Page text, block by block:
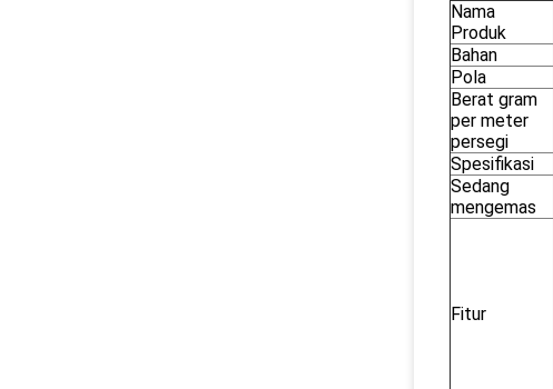
Nama
Produk
Bahan
Pola
Berat gram
per meter
persegi
Spesifikasi
Sedang
mengemas
Fitur